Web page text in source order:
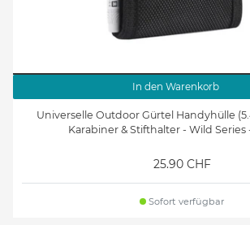
In den Warenkorb
Universelle Outdoor Gürtel Handyhülle
Karabiner & Stifthalter - Wild Series
25.90 CHF
Sofort verfügbar